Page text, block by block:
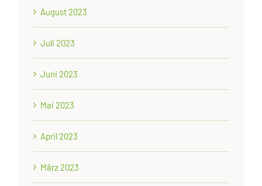
August 2023
Juli 2023
Juni 2023
Mai 2023
April 2023
März 2023